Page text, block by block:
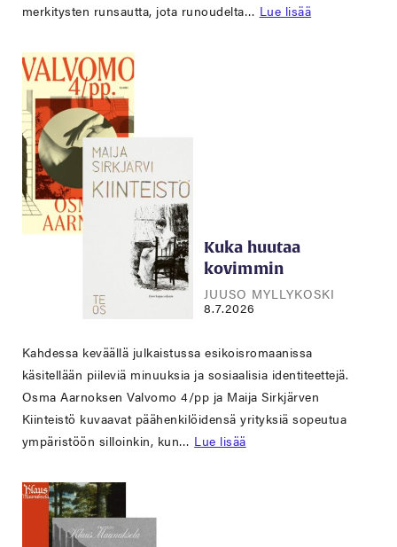
merkitysten runsautta, jota runoudelta… Lue lisää
Kuka huutaa
kovimmin
JUUSO MYLLYKOSKI
8.7.2026
Kahdessa keväällä julkaistussa esikoisromaanissa
käsitellään piileviä minuuksia ja sosiaalisia identiteettejä.
Osma Aarnoksen Valvomo 4/pp ja Maija Sirkjärven
Kiinteistö kuvaavat päähenkilöidensä yrityksiä sopeutua
ympäristöön silloinkin, kun… Lue lisää